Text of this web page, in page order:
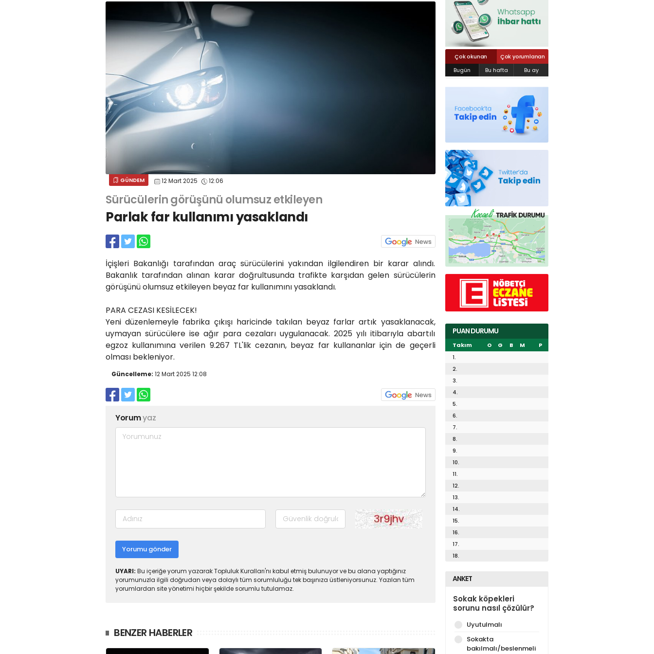
GÜNDEM 12 Mart 2025 12:06
Sürücülerin görüşünü olumsuz etkileyen
Parlak far kullanımı yasaklandı
İçişleri Bakanlığı tarafından araç sürücülerini yakından ilgilendiren bir karar alındı.
Bakanlık tarafından alınan karar doğrultusunda trafikte karşıdan gelen sürücülerin
görüşünü olumsuz etkileyen beyaz far kullanımını yasaklandı.
PARA CEZASI KESİLECEK!
Yeni düzenlemeyle fabrika çıkışı haricinde takılan beyaz farlar artık yasaklanacak,
uymayan sürücülere ise ağır para cezaları uygulanacak. 2025 yılı itibarıyla abartılı
egzoz kullanımına verilen 9.267 TL'lik cezanın, beyaz far kullananlar için de geçerli
olması bekleniyor.
Güncelleme: 12 Mart 2025 12:08
Yorumyaz
Yorumu gönder
UYARI: Bu içeriğe yorum yazarak Topluluk Kuralları'nı kabul etmiş bulunuyor ve bu alana yaptığınız
yorumunuzla ilgili doğrudan veya dolaylı tüm sorumluluğu tek başınıza üstleniyorsunuz. Yazılan tüm
yorumlardan site yönetimi hiçbir şekilde sorumlu tutulamaz.
BENZER HABERLER
Çok okunan
Çok yorumlanan
Bugün
Bu hafta Bu ay
PUAN DURUMU
Takım O G B M
P
1.
2.
3.
4.
5.
6.
7.
8.
9.
10.
11.
12.
13.
14.
15.
16.
17.
18.
ANKET
Sokak köpekleri
sorunu nasıl çözülür?
Uyutulmalı
Sokakta
bakılmalı/beslenmeli
Yahya Kaptan Mahallesi Akkavaklar
kocaelisokak@gmail.com